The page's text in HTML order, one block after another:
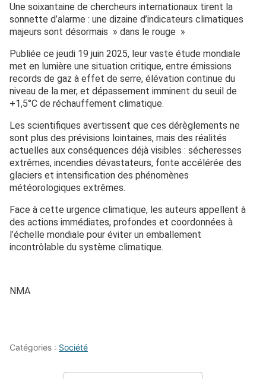
Une soixantaine de chercheurs internationaux tirent la
sonnette d’alarme : une dizaine d’indicateurs climatiques
majeurs sont désormais » dans le rouge »
Publiée ce jeudi 19 juin 2025, leur vaste étude mondiale
met en lumière une situation critique, entre émissions
records de gaz à effet de serre, élévation continue du
niveau de la mer, et dépassement imminent du seuil de
+1,5°C de réchauffement climatique.
Les scientifiques avertissent que ces dérèglements ne
sont plus des prévisions lointaines, mais des réalités
actuelles aux conséquences déjà visibles : sécheresses
extrêmes, incendies dévastateurs, fonte accélérée des
glaciers et intensification des phénomènes
météorologiques extrêmes.
Face à cette urgence climatique, les auteurs appellent à
des actions immédiates, profondes et coordonnées à
l’échelle mondiale pour éviter un emballement
incontrôlable du système climatique.
NMA
Catégories : Société